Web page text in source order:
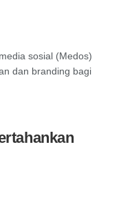
sosial (Medos)
dan branding bagi